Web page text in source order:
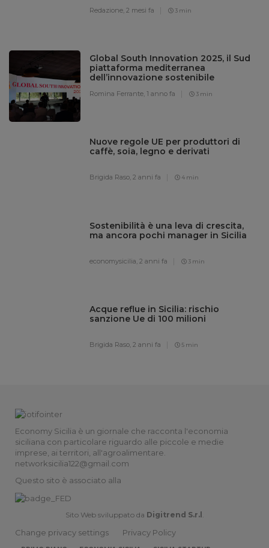
Redazione,2 mesi fa 3 min
Global South Innovation 2025, il Sud
piattaforma mediterranea
dell’innovazione sostenibile
Romina Ferrante,1 anno fa 3 min
Nuove regole UE per produttori di
caffè, soia, legno e derivati
Brigida Raso,2 anni fa 4 min
Sostenibilità è una leva di crescita,
ma ancora pochi manager in Sicilia
economysicilia,2 anni fa 3 min
Acque reflue in Sicilia: rischio
sanzione Ue di 100 milioni
Brigida Raso,2 anni fa 5 min
Economy Sicilia è un giornale che racconta l'economia
siciliana con particolare riguardo alle piccole e medie
imprese, ai territori, all'agroalimentare.
networksicilia122@gmail.com
Questo sito è associato alla
Sito Web sviluppato da Digitrend S.r.l
Change privacy settings Privacy Policy